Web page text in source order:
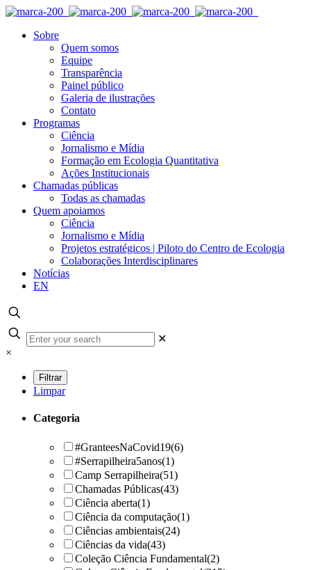
Sobre
Quem somos
Equipe
Transparência
Painel público
Galeria de ilustrações
Contato
Programas
Ciência
Jornalismo e Mídia
Formação em Ecologia Quantitativa
Ações Institucionais
Chamadas públicas
Todas as chamadas
Quem apoiamos
Ciência
Jornalismo e Mídia
Projetos estratégicos | Piloto do Centro de Ecologia
Colaborações Interdisciplinares
Notícias
EN
✕
×
Limpar
Categoria
#GranteesNaCovid19(6)
#Serrapilheira5anos(1)
Camp Serrapilheira(51)
Chamadas Públicas(43)
Ciência aberta(1)
Ciência da computação(1)
Ciências ambientais(24)
Ciências da vida(43)
Coleção Ciência Fundamental(2)